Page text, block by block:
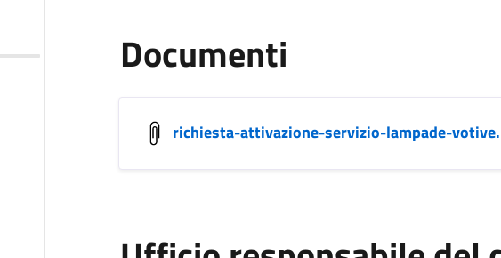
Documenti
richiesta-attivazione-servizio-lampade-